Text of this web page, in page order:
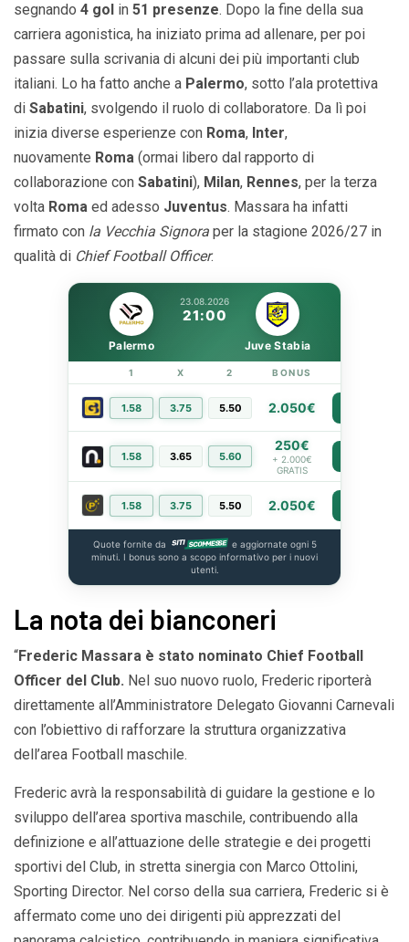
segnando 4 gol in 51 presenze. Dopo la fine della sua
carriera agonistica, ha iniziato prima ad allenare, per poi
passare sulla scrivania di alcuni dei più importanti club
italiani. Lo ha fatto anche a Palermo, sotto l’ala protettiva
di Sabatini, svolgendo il ruolo di collaboratore. Da lì poi
inizia diverse esperienze con Roma, Inter,
nuovamente Roma (ormai libero dal rapporto di
collaborazione con Sabatini), Milan, Rennes, per la terza
volta Roma ed adesso Juventus. Massara ha infatti
firmato con la Vecchia Signora per la stagione 2026/27 in
qualità di Chief Football Officer.
23.08.2026
21:00
Palermo Juve Stabia
1 X 2 BONUS
1.58 3.75 5.50 2.050€
1.58 3.65 5.60
250€
+ 2.000€
GRATIS
1.58 3.75 5.50 2.050€
Quote fornite da
e aggiornate ogni 5
minuti. I bonus sono a scopo informativo per i nuovi
utenti.
La nota dei bianconeri
“Frederic Massara è stato nominato Chief Football
Officer del Club. Nel suo nuovo ruolo, Frederic riporterà
direttamente all’Amministratore Delegato Giovanni Carnevali
con l’obiettivo di rafforzare la struttura organizzativa
dell’area Football maschile.
Frederic avrà la responsabilità di guidare la gestione e lo
sviluppo dell’area sportiva maschile, contribuendo alla
definizione e all’attuazione delle strategie e dei progetti
sportivi del Club, in stretta sinergia con Marco Ottolini,
Sporting Director. Nel corso della sua carriera, Frederic si è
affermato come uno dei dirigenti più apprezzati del